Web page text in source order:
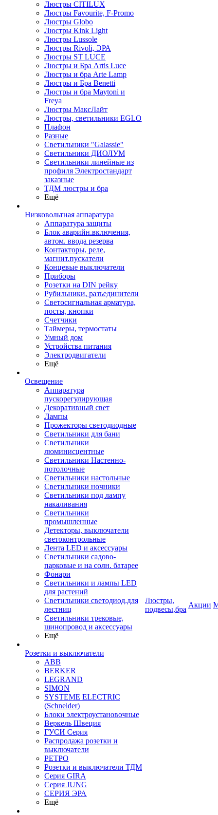
Люстры CITILUX
Люстры Favourite, F-Promo
Люстры Globo
Люстры Kink Light
Люстры Lussole
Люстры Rivoli, ЭРА
Люстры ST LUCE
Люстры и Бра Artis Luce
Люстры и бра Arte Lamp
Люстры и Бра Benetti
Люстры и бра Maytoni и
Freya
Люстры МаксЛайт
Люстры, светильники EGLO
Плафон
Разные
Светильники "Galassie"
Светильники ДИОЛУМ
Светильники линейные из
профиля Электростандарт
заказные
ТДМ люстры и бра
Ещё
Низковольтная аппаратура
Аппаратура защиты
Блок аварийн.включения,
автом. ввода резерва
Контакторы, реле,
магнит.пускатели
Концевые выключатели
Приборы
Розетки на DIN рейку
Рубильники, разъединители
Светосигнальная арматура,
посты, кнопки
Счетчики
Таймеры, термостаты
Умный дом
Устройства питания
Электродвигатели
Ещё
Освещение
Аппаратура
пускорегулирующая
Декоративный свет
Лампы
Прожекторы светодиодные
Светильники для бани
Светильники
люминисцентные
Светильники Настенно-
потолочные
Светильники настольные
Светильники ночники
Светильники под лампу
накаливания
Светильники
промышленные
Детекторы, выключатели
светоконтрольные
Лента LED и аксессуары
Светильники садово-
парковые и на солн. батарее
Фонари
Светильники и лампы LED
для растений
Светильники светодиод.для
лестниц
Светильники трековые,
шинопровод и аксессуары
Ещё
Розетки и выключатели
ABB
BERKER
LEGRAND
SIMON
SYSTEME ELECTRIC
(Schneider)
Блоки электроустановочные
Веркель Швеция
ГУСИ Серия
Распродажа розетки и
выключатели
РЕТРО
Розетки и выключатели ТДМ
Серия GIRA
Серия JUNG
СЕРИЯ ЭРА
Ещё
Люстры,
подвесы,бра
Акции